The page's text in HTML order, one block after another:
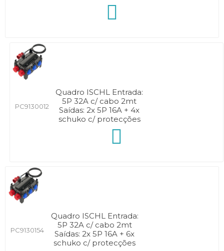
PC9130012
Quadro ISCHL Entrada:
5P 32A c/ cabo 2mt
Saídas: 2x 5P 16A + 4x
schuko c/ protecções
PC9130154
Quadro ISCHL Entrada:
5P 32A c/ cabo 2mt
Saídas: 2x 5P 16A + 6x
schuko c/ protecções